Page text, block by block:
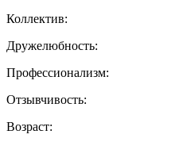
Коллектив:
Дружелюбность:
Профессионализм:
Отзывчивость:
Возраст: